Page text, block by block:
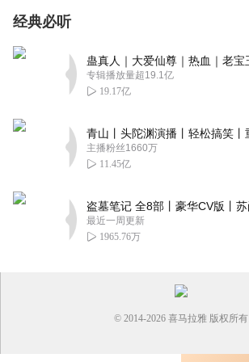
经典必听
专辑播放量超19.1亿
19.17亿
主播粉丝1660万
11.45亿
最近一周更新
1965.76万
© 2014-2026 喜马拉雅 版权所有